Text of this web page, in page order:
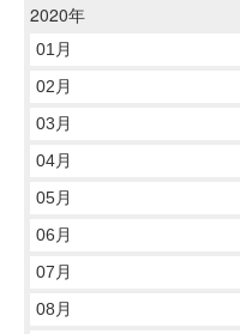
2020年
01月
02月
03月
04月
05月
06月
07月
08月